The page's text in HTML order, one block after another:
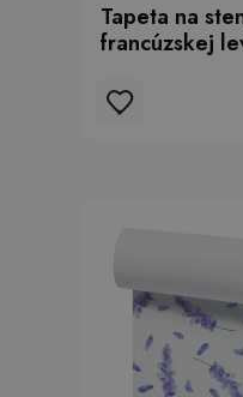
Tapeta na
francúzskej